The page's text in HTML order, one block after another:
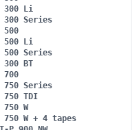
300 Li
300 Series
500
500 Li
500 Series
300 BT
700
750 Series
750 TDI
750 W
750 W + 4 tapes